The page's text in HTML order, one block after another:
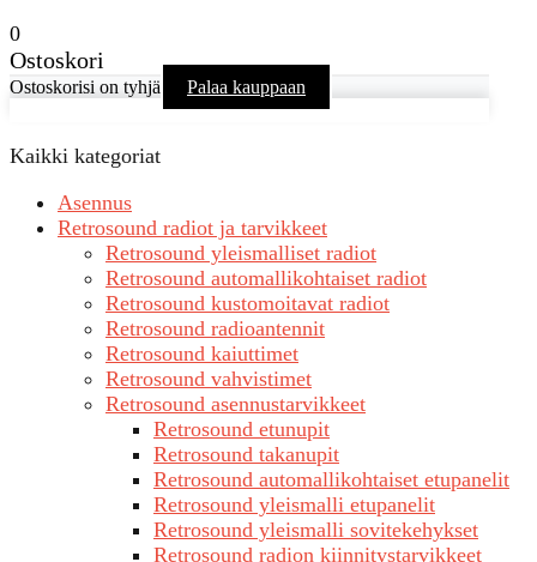
0
Ostoskori
Ostoskorisi on tyhjä Palaa kauppaan
Kaikki kategoriat
Asennus
Retrosound radiot ja tarvikkeet
Retrosound yleismalliset radiot
Retrosound automallikohtaiset radiot
Retrosound kustomoitavat radiot
Retrosound radioantennit
Retrosound kaiuttimet
Retrosound vahvistimet
Retrosound asennustarvikkeet
Retrosound etunupit
Retrosound takanupit
Retrosound automallikohtaiset etupanelit
Retrosound yleismalli etupanelit
Retrosound yleismalli sovitekehykset
Retrosound radion kiinnitystarvikkeet